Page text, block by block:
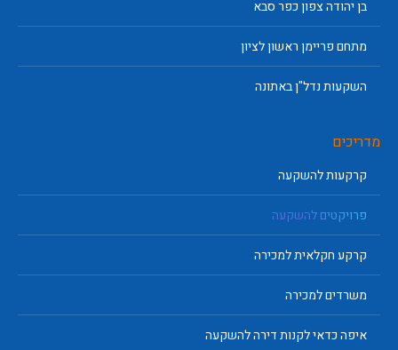
בן יהודה צפון כפר סבא
מתחם פריימן ראשון לציון
השקעות נדל"ן באתונה
מדריכים
קרקעות להשקעה
פרויקטים להשקעה
קרקע חקלאית למכירה
משרדים למכירה
איפה כדאי לקנות דירה להשקעה